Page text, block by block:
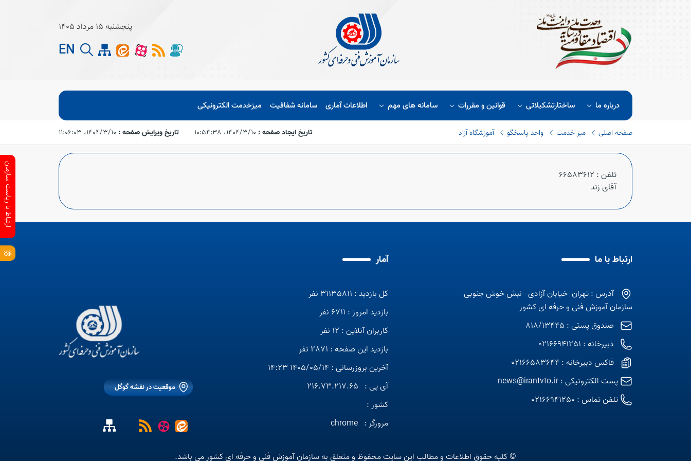
پنجشنبه 15 مرداد 1405
EN
درباره ما ساختارتشکیلاتی قوانین و مقررات سامانه های مهم اطلاعات آماری سامانه شفافیت میزخدمت الکترونیکی
صفحه اصلی میز خدمت واحد پاسخگو آموزشگاه آزاد تاریخ ایجاد صفحه : ۱۴۰۴/۳/۱۰،‏ ۱۰:۵۴:۳۸ تاریخ ویرایش صفحه : ۱۴۰۴/۳/۱۰،‏ ۱۱:۰۶:۰۳
تلفن : 66583612
آقای زند
ارتباط با ما
آدرس : تهران -خیابان آزادی - نبش خوش جنوبی -
سازمان آموزش فنی و حرفه ای کشور
صندوق پستی : 818/13445
دبیرخانه : 02166941251
فاکس دبیرخانه : 02166583644
پست الکترونیکی :news@irantvto.ir
تلفن تماس : 02166941250
آمار
کل بازدید : 31135811 نفر
بازدید امروز : 6711 نفر
کاربران آنلاین : 12 نفر
بازدید این صفحه : 2871 نفر
آخرین بروزرسانی : 1405/05/14 14:23
آی پی : 216.73.217.65
کشور :
مرورگر : chrome
موقعیت در نقشه گوگل
© کلیه حقوق اطلاعات و مطالب این سایت محفوظ و متعلق به سازمان آموزش فنی و حرفه ای کشور می باشد.
ارتباط با ریاست سازمان